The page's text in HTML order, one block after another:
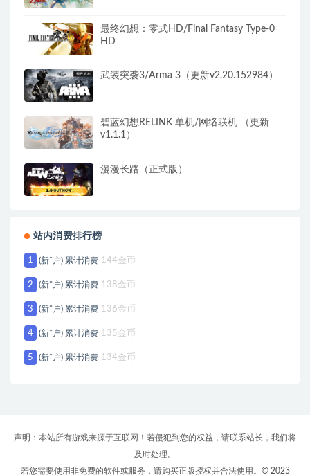
最终幻想：零式HD/Final Fantasy Type-0
HD
武装突袭3/Arma 3（更新v2.20.152984）
碧蓝幻想RELINK 单机/网络联机 （更新
v1.1.1）
漫漫长路（正式版）
站内消费排行榜
1 (新*户) 累计消费 144金币
2 (新*户) 累计消费 138金币
3 (新*户) 累计消费 136金币
4 (新*户) 累计消费 135金币
5 (新*户) 累计消费 134金币
声明：本站所有游戏来源于互联网！若侵犯到您的权益，请联系站长，我们将
及时处理。
若您需要使用非免费的软件或服务，请购买正版授权并合法使用。© 2023